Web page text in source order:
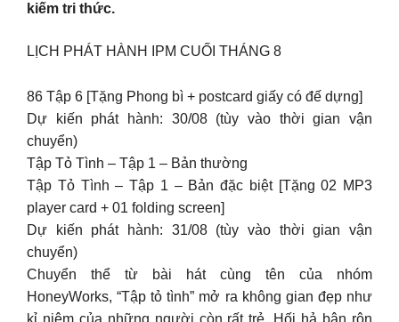
kiếm tri thức.
LỊCH PHÁT HÀNH IPM CUỐI THÁNG 8
86 Tập 6 [Tặng Phong bì + postcard giấy có đế dựng]
Dự kiến phát hành: 30/08 (tùy vào thời gian vận
chuyển)
Tập Tỏ Tình – Tập 1 – Bản thường
Tập Tỏ Tình – Tập 1 – Bản đặc biệt [Tặng 02 MP3
player card + 01 folding screen]
Dự kiến phát hành: 31/08 (tùy vào thời gian vận
chuyển)
Chuyển thể từ bài hát cùng tên của nhóm
HoneyWorks, “Tập tỏ tình” mở ra không gian đẹp như
kỉ niệm của những người còn rất trẻ. Hối hả bận rộn